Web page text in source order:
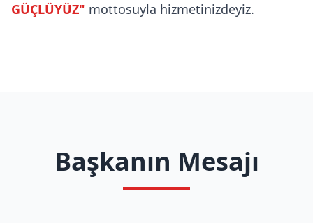
GÜÇLÜYÜZ" mottosuyla hizmetinizdeyiz.
Başkanın Mesajı